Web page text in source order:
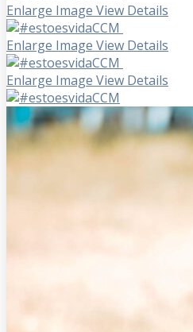
Enlarge Image View Details
Enlarge Image View Details
Enlarge Image View Details